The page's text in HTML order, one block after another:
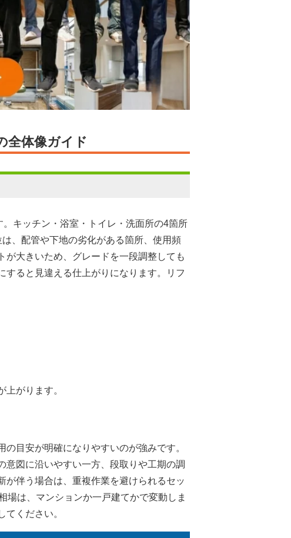
全体像ガイド
キッチン・浴室・トイレ・洗面所の4箇所
、配管や下地の劣化がある箇所、使用頻
が大きいため、グレードを一段調整しても
すると見違える仕上がりになります。リフ
がります。
目安が明確になりやすいのが強みです。
図に沿いやすい一方、段取りや工期の調
伴う場合は、重複作業を避けられるセッ
場は、マンションか一戸建てかで変動しま
てください。